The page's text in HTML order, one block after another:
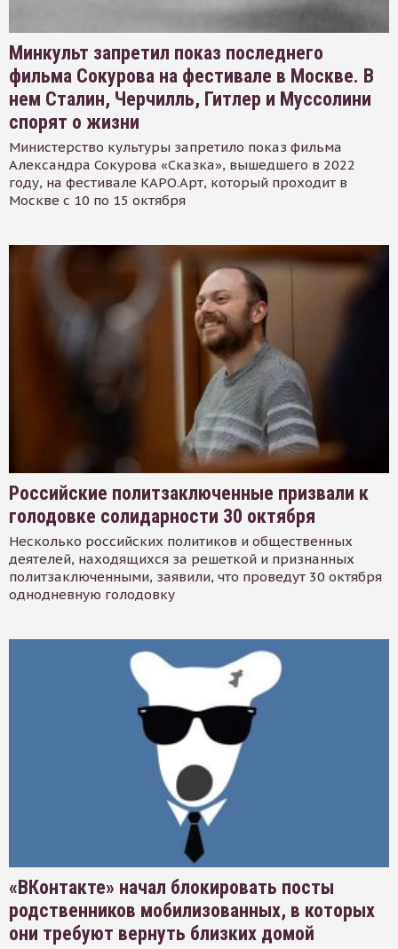
Минкульт запретил показ последнего
фильма Сокурова на фестивале в Москве. В
нем Сталин, Черчилль, Гитлер и Муссолини
спорят о жизни
Министерство культуры запретило показ фильма
Александра Сокурова «Сказка», вышедшего в 2022
году, на фестивале КАРО.Арт, который проходит в
Москве с 10 по 15 октября
Российские политзаключенные призвали к
голодовке солидарности 30 октября
Несколько российских политиков и общественных
деятелей, находящихся за решеткой и признанных
политзаключенными, заявили, что проведут 30 октября
однодневную голодовку
«ВКонтакте» начал блокировать посты
родственников мобилизованных, в которых
они требуют вернуть близких домой